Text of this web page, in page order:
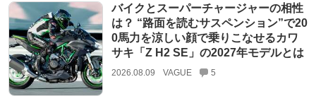
バイクとスーパーチャージャーの相性
は？ “路面を読むサスペンション”で20
0馬力を涼しい顔で乗りこなせるカワ
サキ「Z H2 SE」の2027年モデルとは
2026.08.09 VAGUE 5